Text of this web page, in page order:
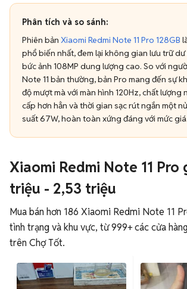
Phân tích và so sánh:
Phiên bản Xiaomi Redmi Note 11 Pro 128GB
phổ biến nhất, đem lại không gian lưu trữ
bức ảnh 108MP dung lượng cao. So với
Note 11 bản thường, bản Pro mang đến sự
độ mượt mà với màn hình 120Hz, chất lượng
cấp hơn hẳn và thời gian sạc rút ngắn một
suất 67W, hoàn toàn xứng đáng với mức
Xiaomi Redmi Note 11 Pro
triệu - 2,53 triệu
Mua bán hơn 186 Xiaomi Redmi Note 11
tình trạng và khu vực, từ 999+ các cửa
trên Chợ Tốt.